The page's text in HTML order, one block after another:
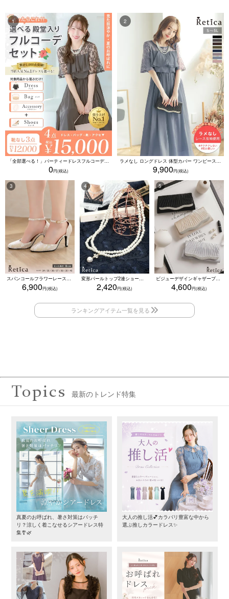
「全部選べる！」パーティードレスフルコーデセット (ドレス1点＋バッグ1点＋アクセ1点+靴1足/4点15000円(税込)/靴なしで12000円(税込))
0
ラメなし ロングドレス 体型カバー ワンピース 敏感肌対応 結婚式 二次会 お呼ばれ 大人 上品 (Sサイズ～5Lサイズ)
9,900
スパンコールフラワーレースアンクルストラップハイヒールセパレートパンプス (ベージュ)
6,900
変形パールトップ2連ショートパールネックレス(ホワイト)
2,420
ビジューデザインギャザープリーツ入り2wayバッグ(ベージュ/シルバー/ブラック)
4,600
Topics 最新のトレンド特集
真夏のお呼ばれ、暑さ対策はバッチ
リ？涼しく着こなせるシアードレス特
集🎐🌿
大人の推し活💕カラバリ豊富な中から
選ぶ推しカラードレス✨